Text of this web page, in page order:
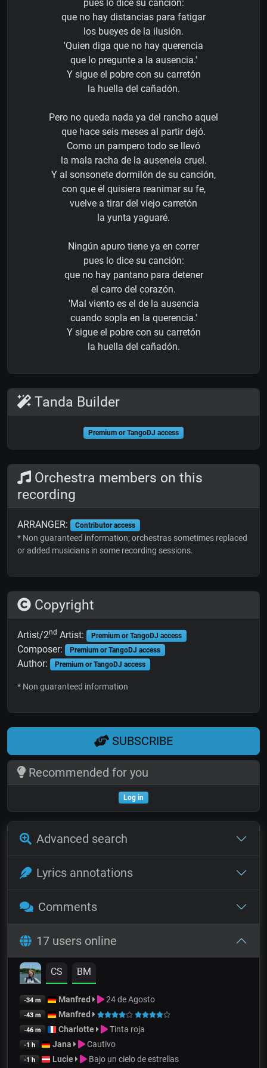
pues lo dice su canción:
que no hay distancias para fatigar
los bueyes de la ilusión.
'Quien diga que no hay querencia
que lo pregunte a la ausencia.'
Y sigue el pobre con su carretón
la huella del cañadón.
Pero no queda nada ya del rancho aquel
que hace seis meses al partir dejó.
Como un pampero todo se llevó
la mala racha de la auseneia cruel.
Y al sonsonete dormilón de su canción,
con que él quisiera reanimar su fe,
vuelve a tirar del viejo carretón
la yunta yaguaré.
Ningún apuro tiene ya en correr
pues lo dice su canción:
que no hay pantano para detener
el carro del corazón.
'Mal viento es el de la ausencia
cuando sopla en la querencia.'
Y sigue el pobre con su carretón
la huella del cañadón.
Tanda Builder
Premium or TangoDJ access
Orchestra members on this
recording
ARRANGER: Contributor access
* Non guaranteed information; orchestras sometimes replaced
or added musicians in some recording sessions.
Copyright
Artist/2nd Artist: Premium or TangoDJ access
Composer: Premium or TangoDJ access
Author: Premium or TangoDJ access
* Non guaranteed information
SUBSCRIBE
Recommended for you
Log in
Advanced search
Lyrics annotations
Comments
17 users online
CS BM
-34 m Manfred 24 de Agosto
-43 m Manfred
-46 m Charlotte Tinta roja
-1 h Jana Cautivo
-1 h Lucie Bajo un cielo de estrellas